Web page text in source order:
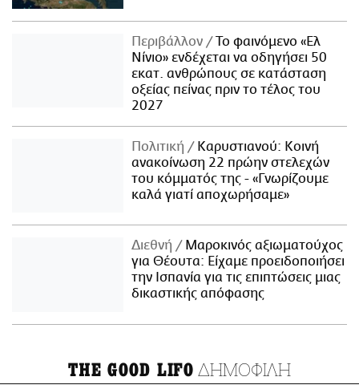
Περιβάλλον
Το φαινόμενο «Ελ
Νίνιο» ενδέχεται να οδηγήσει 50
εκατ. ανθρώπους σε κατάσταση
οξείας πείνας πριν το τέλος του
2027
Πολιτική
Καρυστιανού: Κοινή
ανακοίνωση 22 πρώην στελεχών
του κόμματός της - «Γνωρίζουμε
καλά γιατί αποχωρήσαμε»
Διεθνή
Μαροκινός αξιωματούχος
για Θέουτα: Είχαμε προειδοποιήσει
την Ισπανία για τις επιπτώσεις μιας
δικαστικής απόφασης
THE GOOD LIFO ΔΗΜΟΦΙΛΗ